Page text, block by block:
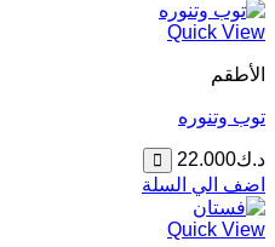
Quick View
الأطقم
توب وتنوره
د.ك22.000
اضف الي السلة
Quick View